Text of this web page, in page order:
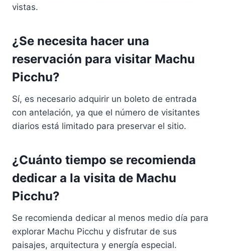
vistas.
¿Se necesita hacer una
reservación para visitar Machu
Picchu?
Sí, es necesario adquirir un boleto de entrada
con antelación, ya que el número de visitantes
diarios está limitado para preservar el sitio.
¿Cuánto tiempo se recomienda
dedicar a la visita de Machu
Picchu?
Se recomienda dedicar al menos medio día para
explorar Machu Picchu y disfrutar de sus
paisajes, arquitectura y energía especial.